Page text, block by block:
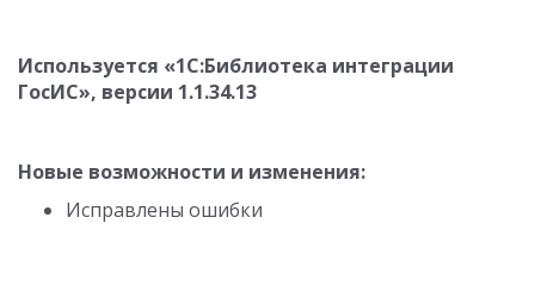
Используется «1С:Библиотека интеграции
ГосИС», версии 1.1.34.13
Новые возможности и изменения:
Исправлены ошибки